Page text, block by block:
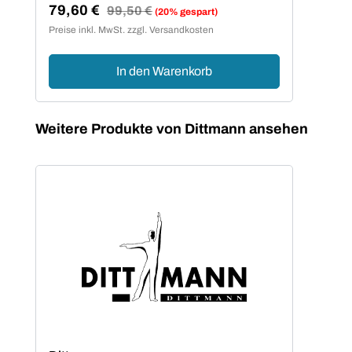
Verkaufspreis:
79,60 € Regulärer Preis:
99,50 € (20% gespart)
Preise inkl. MwSt. zzgl. Versandkosten
In den Warenkorb
Produktgalerie überspringen
Weitere Produkte von Dittmann ansehen